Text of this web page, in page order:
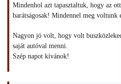
Mindenhol azt tapasztaltuk, hogy az
barátságosak! Mindennel meg voltunk
Nagyon jó volt, hogy volt
saját autóval menni.
Szép napot kívánok!